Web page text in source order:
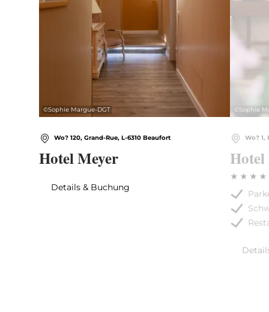
©Sophie Margue-DGT
Wo? 120, Grand-Rue, L-6310 Beaufort
Hotel Meyer
Details & Buchung
©Sophie
Wo? 1,